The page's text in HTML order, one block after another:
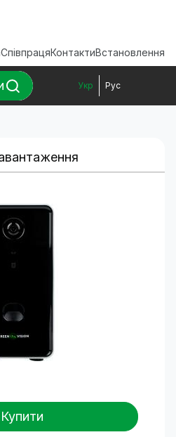
СпівпрацяКонтактиВстановлення
Укр Рус
Купити